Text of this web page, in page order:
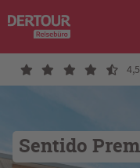
Sentido